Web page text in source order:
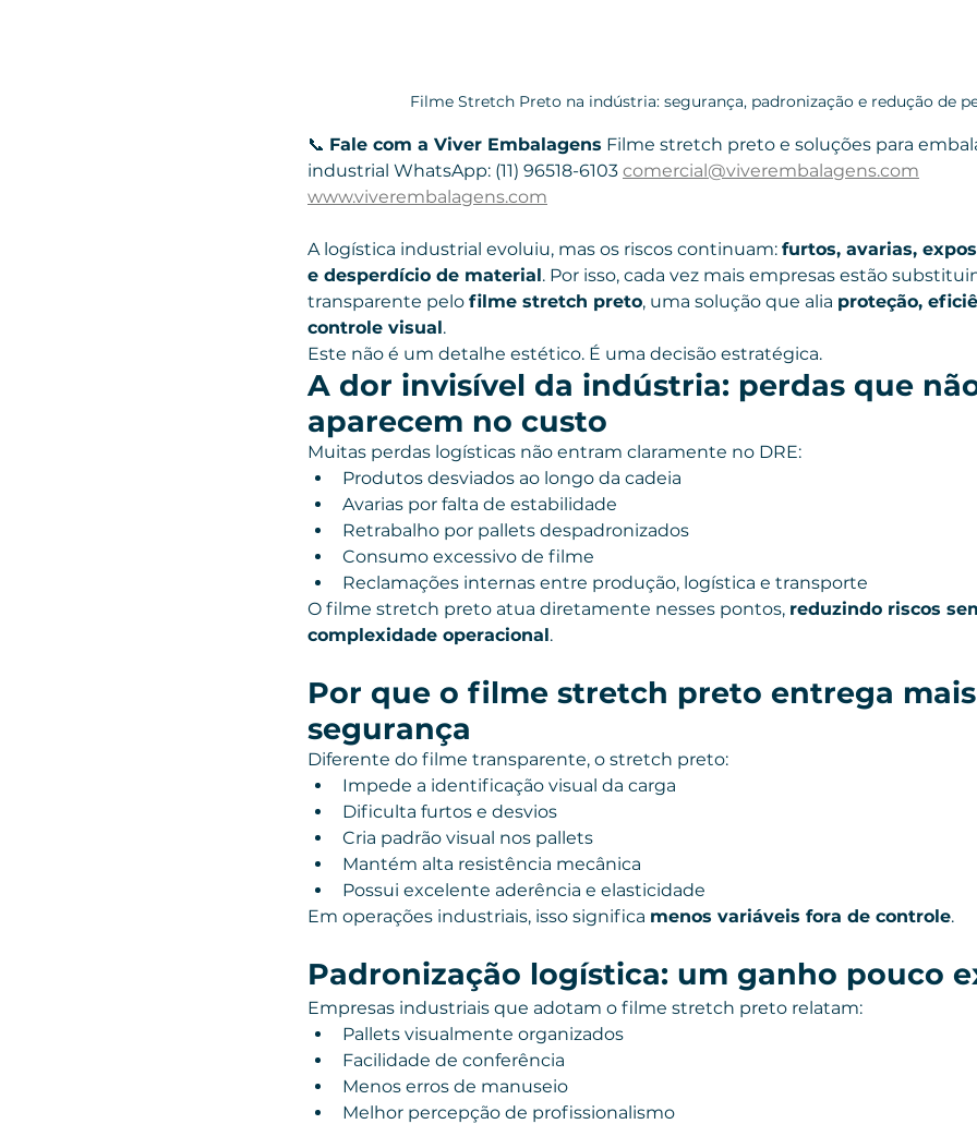
Filme Stretch Preto na indústria: segurança, padronização e redução de
📞 Fale com a Viver Embalagens Filme stretch preto e soluções para
industrial WhatsApp: (11) 96518-6103 comercial@viverembalagens.com
www.viverembalagens.com
A logística industrial evoluiu, mas os riscos continuam: furtos, avarias,
e desperdício de material. Por isso, cada vez mais empresas estão
transparente pelo filme stretch preto, uma solução que alia proteção,
controle visual.
Este não é um detalhe estético. É uma decisão estratégica.
A dor invisível da indústria: perdas que
aparecem no custo
Muitas perdas logísticas não entram claramente no DRE:
Produtos desviados ao longo da cadeia
Avarias por falta de estabilidade
Retrabalho por pallets despadronizados
Consumo excessivo de filme
Reclamações internas entre produção, logística e transporte
O filme stretch preto atua diretamente nesses pontos, reduzindo riscos
complexidade operacional.
Por que o filme stretch preto entrega
segurança
Diferente do filme transparente, o stretch preto:
Impede a identificação visual da carga
Dificulta furtos e desvios
Cria padrão visual nos pallets
Mantém alta resistência mecânica
Possui excelente aderência e elasticidade
Em operações industriais, isso significa menos variáveis fora de controle.
Padronização logística: um ganho pouco
Empresas industriais que adotam o filme stretch preto relatam:
Pallets visualmente organizados
Facilidade de conferência
Menos erros de manuseio
Melhor percepção de profissionalismo